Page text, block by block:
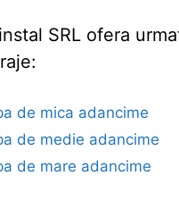
SRL ofera
de mica adancime
de medie adancime
de mare adancime